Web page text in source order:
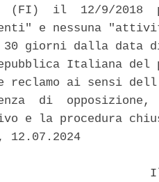
(FI)  il  12/9/2018
e nessuna
30 giorni dalla data
Italiana
reclamo ai sensi
di
e la procedura
12.07.2024